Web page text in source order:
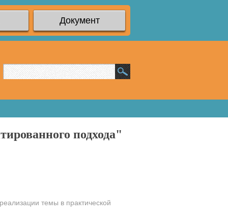
Документ
подхода"
темы в практической